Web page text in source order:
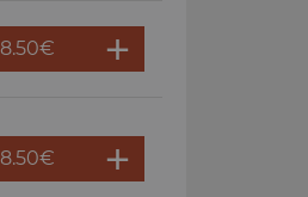
8.50€
8.50€